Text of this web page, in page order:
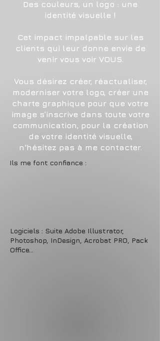
Des couleurs, un logo : une
identité visuelle !
Cet impact impalpable sur les
clients qui leur donne envie de
venir vous voir VOUS.
Vous désirez créer, réactualiser,
moderniser votre logo, créer une
charte graphique pour que votre
image s’inscrive dans toute votre
communication, pour la création
de votre identité visuelle,
n'hésitez pas à me contacter.
Ils me font confiance :
Logiciels : Suite Adobe Illustrator,
Photoshop, InDesign, Acrobat PRO, Pack
Office...